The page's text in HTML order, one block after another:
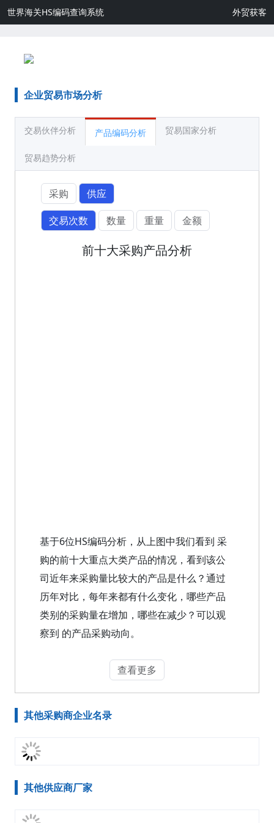
世界海关HS编码查询系统 外贸获客
企业贸易市场分析
交易伙伴分析 产品编码分析 贸易国家分析
贸易趋势分析
采购
供应
交易次数
数量 重量 金额
前十大采购产品分析
基于6位HS编码分析，从上图中我们看到 采
购的前十大重点大类产品的情况，看到该公
司近年来采购量比较大的产品是什么？通过
历年对比，每年来都有什么变化，哪些产品
类别的采购量在增加，哪些在减少？可以观
察到 的产品采购动向。
查看更多
其他采购商企业名录
其他供应商厂家